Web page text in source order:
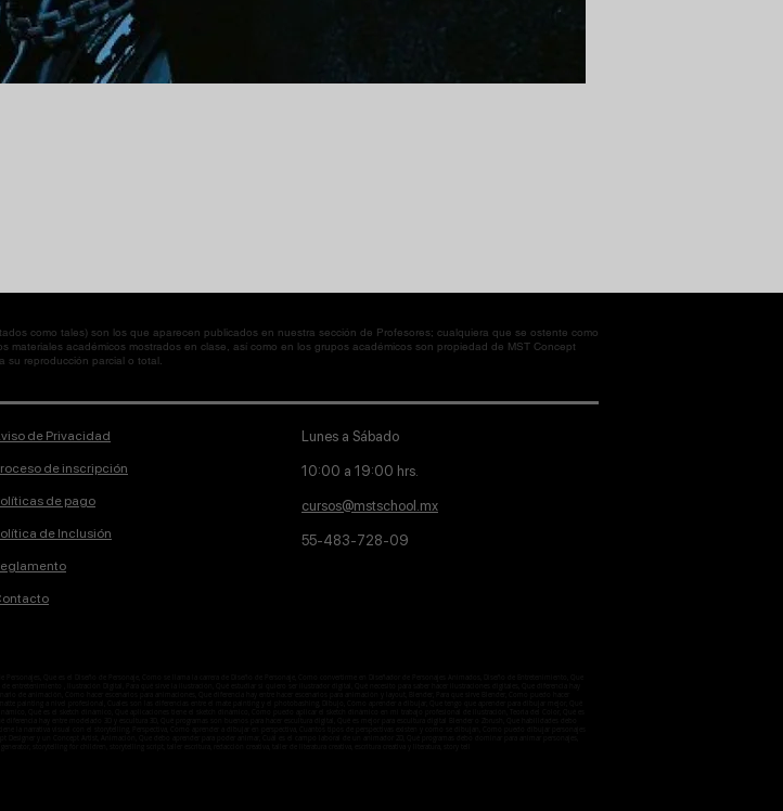
como tales) son los que aparecen publicados en nuestra sección de Profesores; cualquiera que se ostente como
académicos mostrados en clase, así como en los grupos académicos son propiedad de MST Concept
su reproducción parcial o total.
de Privacidad
de inscripción
de pago
de Inclusión
Lunes a Sábado
10:00 a 19:00 hrs.
cursos@mstschool.mx
55-483-728-09